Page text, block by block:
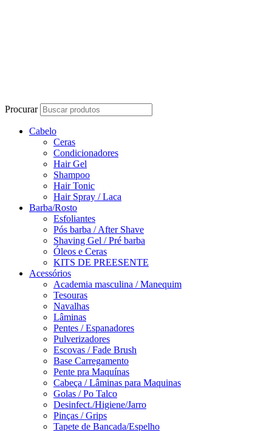
Procurar
Cabelo
Ceras
Condicionadores
Hair Gel
Shampoo
Hair Tonic
Hair Spray / Laca
Barba/Rosto
Esfoliantes
Pós barba / After Shave
Shaving Gel / Pré barba
Óleos e Ceras
KITS DE PREESENTE
Acessórios
Academia masculina / Manequim
Tesouras
Navalhas
Lâminas
Pentes / Espanadores
Pulverizadores
Escovas / Fade Brush
Base Carregamento
Pente pra Maquínas
Cabeça / Lâminas para Maquinas
Golas / Po Talco
Desinfect./Higiene/Jarro
Pinças / Grips
Tapete de Bancada/Espelho